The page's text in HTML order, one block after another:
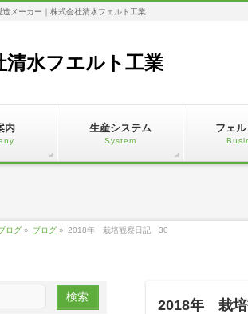
メーカー｜株式会社清水フェルト工業
清水フエルト工業
内 生産システム
System
フェ
ログ » ブログ » 2018年 栽培観察日記 30
2018年 栽